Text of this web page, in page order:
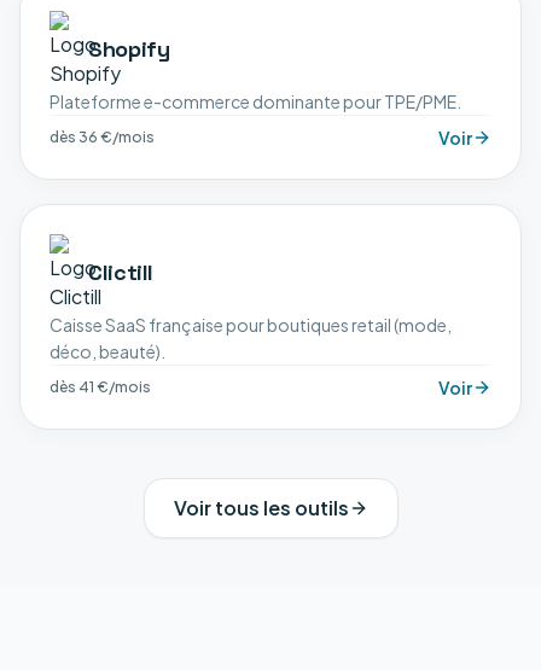
Shopify
Plateforme e-commerce dominante pour TPE/PME.
dès 36 €/mois Voir
Clictill
Caisse SaaS française pour boutiques retail (mode,
déco, beauté).
dès 41 €/mois Voir
Voir tous les outils